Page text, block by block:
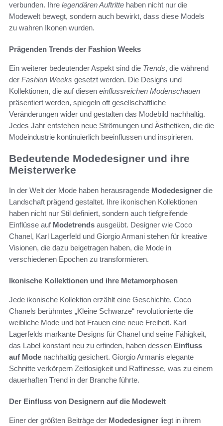
verbunden. Ihre legendären Auftritte haben nicht nur die
Modewelt bewegt, sondern auch bewirkt, dass diese Models
zu wahren Ikonen wurden.
Prägenden Trends der Fashion Weeks
Ein weiterer bedeutender Aspekt sind die Trends, die während
der Fashion Weeks gesetzt werden. Die Designs und
Kollektionen, die auf diesen einflussreichen Modenschauen
präsentiert werden, spiegeln oft gesellschaftliche
Veränderungen wider und gestalten das Modebild nachhaltig.
Jedes Jahr entstehen neue Strömungen und Ästhetiken, die die
Modeindustrie kontinuierlich beeinflussen und inspirieren.
Bedeutende Modedesigner und ihre
Meisterwerke
In der Welt der Mode haben herausragende Modedesigner die
Landschaft prägend gestaltet. Ihre ikonischen Kollektionen
haben nicht nur Stil definiert, sondern auch tiefgreifende
Einflüsse auf Modetrends ausgeübt. Designer wie Coco
Chanel, Karl Lagerfeld und Giorgio Armani stehen für kreative
Visionen, die dazu beigetragen haben, die Mode in
verschiedenen Epochen zu transformieren.
Ikonische Kollektionen und ihre Metamorphosen
Jede ikonische Kollektion erzählt eine Geschichte. Coco
Chanels berühmtes „Kleine Schwarze“ revolutionierte die
weibliche Mode und bot Frauen eine neue Freiheit. Karl
Lagerfelds markante Designs für Chanel und seine Fähigkeit,
das Label konstant neu zu erfinden, haben dessen Einfluss
auf Mode nachhaltig gesichert. Giorgio Armanis elegante
Schnitte verkörpern Zeitlosigkeit und Raffinesse, was zu einem
dauerhaften Trend in der Branche führte.
Der Einfluss von Designern auf die Modewelt
Einer der größten Beiträge der Modedesigner liegt in ihrem